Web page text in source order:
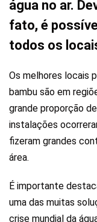
água no ar.
fato, é
todos os
Os melhores locais
bambu são em
grande proporção de
instalações
fizeram grandes
área.
É importante
uma das muitas
crise mundial da